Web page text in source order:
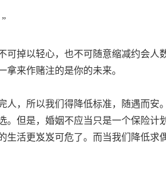
可掉以轻心，也不可随意缩减约会
来作赌注的是你的未来。
人，所以我们得降低标准，随遇而
。但是，婚姻不应当只是一个保险
生活更岌岌可危了。而当我们降低